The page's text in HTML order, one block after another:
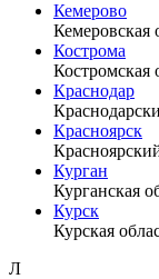
Кемерово
Кемеровская
Кострома
Костромская
Краснодар
Красноярск
Курган
Курганская
Курск
Курская
Л